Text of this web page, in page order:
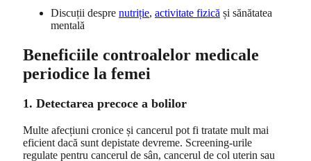
Discuții despre nutriție, activitate fizică și sănătatea
mentală
Beneficiile controalelor medicale
periodice la femei
1. Detectarea precoce a bolilor
Multe afecțiuni cronice și cancerul pot fi tratate mult mai
eficient dacă sunt depistate devreme. Screening-urile
regulate pentru cancerul de sân, cancerul de col uterin sau